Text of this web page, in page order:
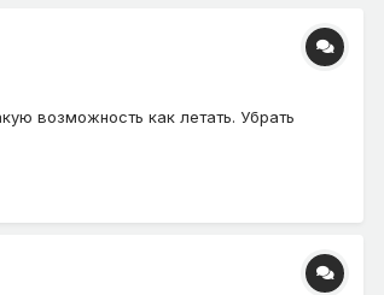
возможность как летать. Убрать